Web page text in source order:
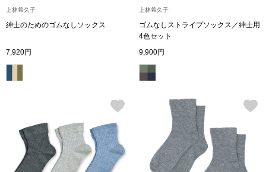
BOGARD 最新号はこちら
ランド
タログ
ルームウェア
バッグ
トートバッグ
上林希久子
紳士のためのゴムなしソックス
7,920円
上林希久子
ゴムなしストライプソックス／紳士用
4色セット
9,900円